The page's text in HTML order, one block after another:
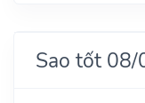
Sao tốt